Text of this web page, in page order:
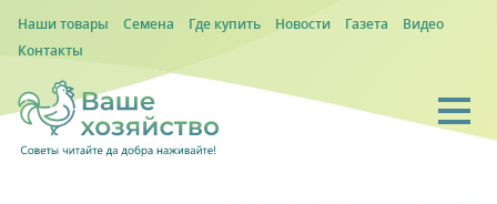
Наши товары Семена Где купить Новости Газета
Видео
Контакты